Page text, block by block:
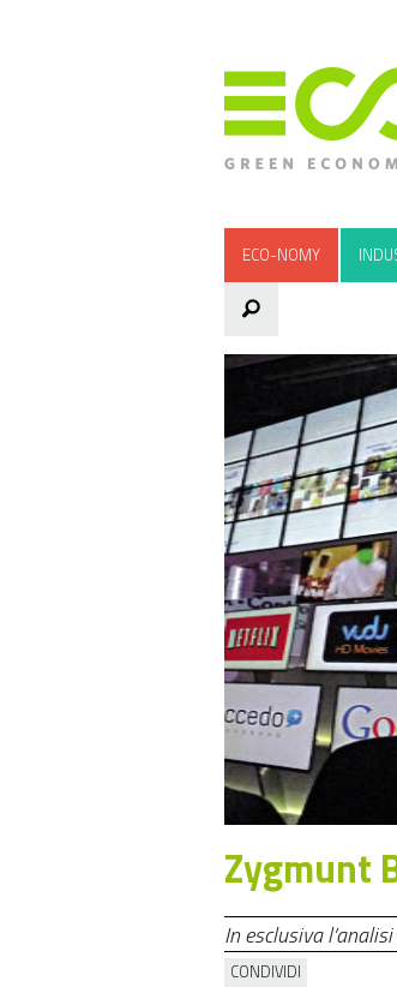
ECO-NOMY
Zygmunt
In esclusiva
CONDIVIDI